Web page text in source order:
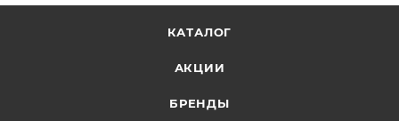
КАТАЛОГ
АКЦИИ
БРЕНДЫ